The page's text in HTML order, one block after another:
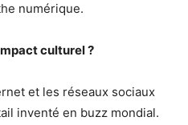
numérique.
culturel ?
et les réseaux sociaux
inventé en buzz mondial.